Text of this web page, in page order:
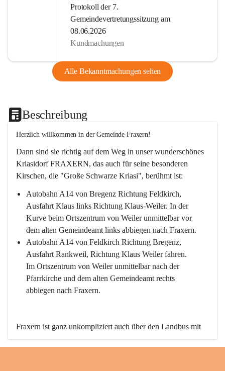
Protokoll der 7.
Gemeindevertretungssitzung am
08.06.2026
Kundmachungen
Alle Bekanntmachungen sehen
Beschreibung
Herzlich willkommen in der Gemeinde Fraxern!
Dann sind sie richtig auf dem Weg in unser wunderschönes
Kriasidorf FRAXERN, das auch für seine besonderen
Kirschen, die "Große Schwarze Kriasi", berühmt ist:
Autobahn A14 von Bregenz Richtung Feldkirch,
Ausfahrt Klaus links Richtung Klaus-Weiler. In der
Kurve beim Ortszentrum von Weiler unmittelbar vor
dem alten Gemeindeamt links abbiegen nach Fraxern.
Autobahn A14 von Feldkirch Richtung Bregenz,
Ausfahrt Rankweil, Richtung Klaus Weiler fahren.
Im Ortszentrum von Weiler unmittelbar nach der
Pfarrkirche und dem alten Gemeindeamt rechts
abbiegen nach Fraxern.
Fraxern ist ganz unkompliziert auch über den Landbus mit
den öffentlichen Verkehrsmitteln zu erreichen. Die Linie